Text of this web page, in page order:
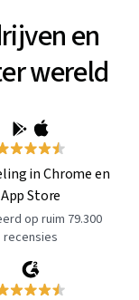
en
wereld
in Chrome en
App Store
op ruim 79.300
recensies